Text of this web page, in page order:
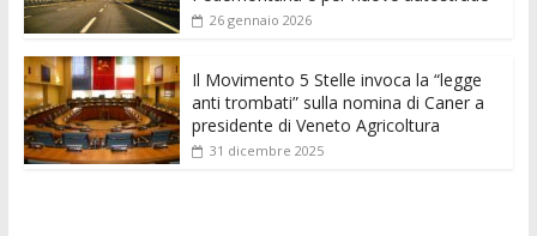
26 gennaio 2026
Il Movimento 5 Stelle invoca la “legge
anti trombati” sulla nomina di Caner a
presidente di Veneto Agricoltura
31 dicembre 2025